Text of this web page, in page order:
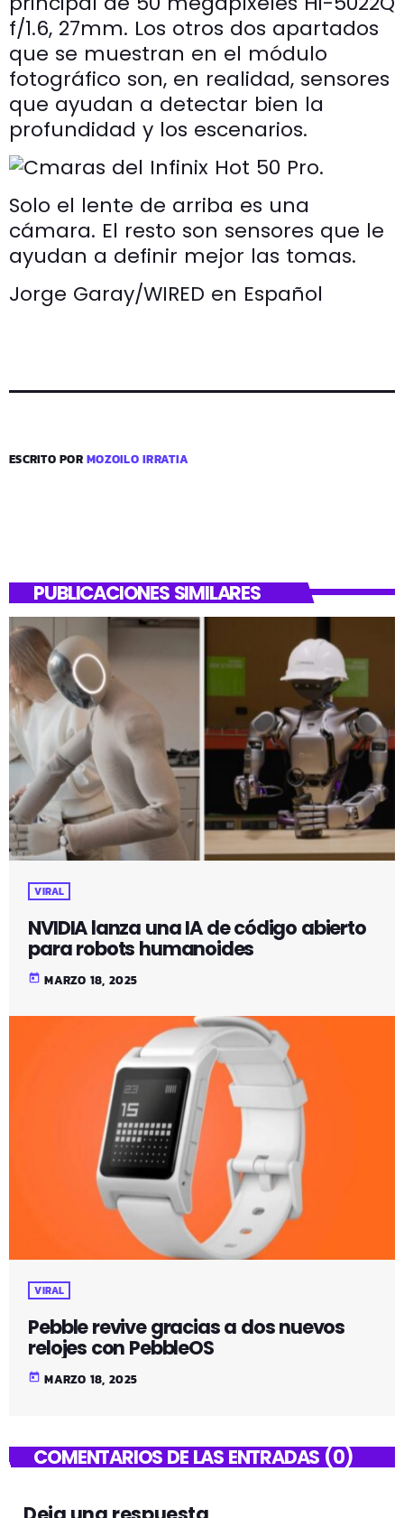
f/1.6, 27mm. Los otros dos apartados
que se muestran en el módulo
fotográfico son, en realidad, sensores
que ayudan a detectar bien la
profundidad y los escenarios.
Solo el lente de arriba es una
cámara. El resto son sensores que le
ayudan a definir mejor las tomas.
Jorge Garay/WIRED en Español
ESCRITO PORMOZOILO IRRATIA
PUBLICACIONES SIMILARES
VIRAL
NVIDIA lanza una IA de código abierto
para robots humanoides
today MARZO 18, 2025
VIRAL
Pebble revive gracias a dos nuevos
relojes con PebbleOS
today MARZO 18, 2025
COMENTARIOS DE LAS ENTRADAS (0)